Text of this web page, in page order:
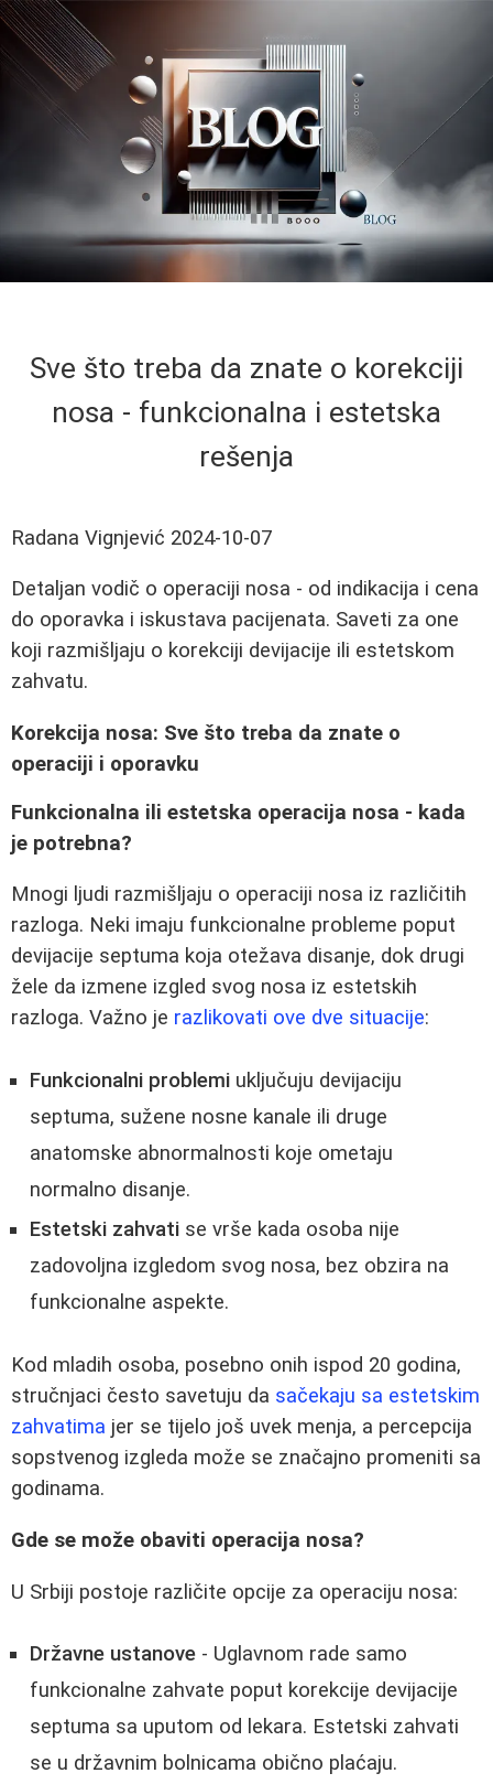
Sve što treba da znate o korekciji
nosa - funkcionalna i estetska
rešenja
Radana Vignjević 2024-10-07
Detaljan vodič o operaciji nosa - od indikacija i cena
do oporavka i iskustava pacijenata. Saveti za one
koji razmišljaju o korekciji devijacije ili estetskom
zahvatu.
Korekcija nosa: Sve što treba da znate o
operaciji i oporavku
Funkcionalna ili estetska operacija nosa - kada
je potrebna?
Mnogi ljudi razmišljaju o operaciji nosa iz različitih
razloga. Neki imaju funkcionalne probleme poput
devijacije septuma koja otežava disanje, dok drugi
žele da izmene izgled svog nosa iz estetskih
razloga. Važno je razlikovati ove dve situacije:
Funkcionalni problemi uključuju devijaciju
septuma, sužene nosne kanale ili druge
anatomske abnormalnosti koje ometaju
normalno disanje.
Estetski zahvati se vrše kada osoba nije
zadovoljna izgledom svog nosa, bez obzira na
funkcionalne aspekte.
Kod mladih osoba, posebno onih ispod 20 godina,
stručnjaci često savetuju da sačekaju sa estetskim
zahvatima jer se tijelo još uvek menja, a percepcija
sopstvenog izgleda može se značajno promeniti sa
godinama.
Gde se može obaviti operacija nosa?
U Srbiji postoje različite opcije za operaciju nosa:
Državne ustanove - Uglavnom rade samo
funkcionalne zahvate poput korekcije devijacije
septuma sa uputom od lekara. Estetski zahvati
se u državnim bolnicama obično plaćaju.